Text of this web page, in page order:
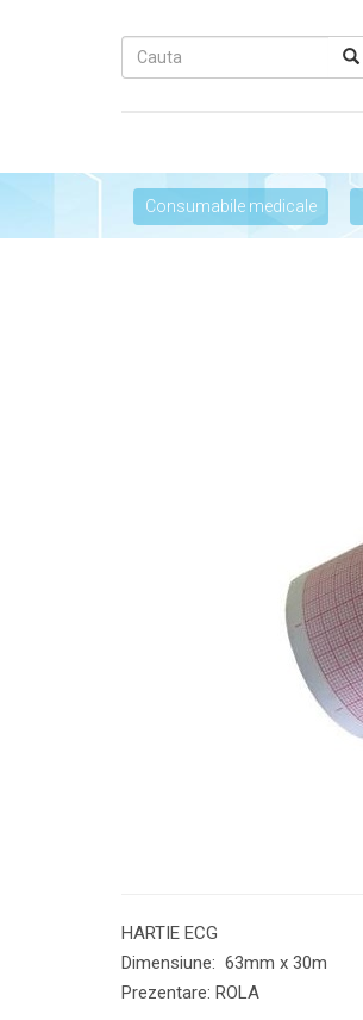
Consumabile medicale
HARTIE ECG
Dimensiune: 63mm x 30m
Prezentare: ROLA